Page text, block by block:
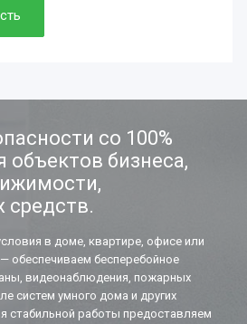
Доступно.
со 100%
объектов бизнеса,
средств.
в доме, квартире, офисе или
обеспечиваем бесперебойное
видеонаблюдения, пожарных
систем умного дома и других
стабильной работы предоставляем